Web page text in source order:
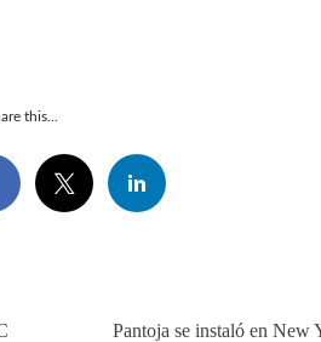
this...
Pantoja se instaló en New